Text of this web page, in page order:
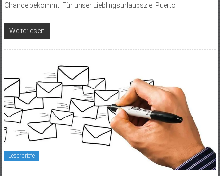
Chance bekommt. Für unser Lieblingsurlaubsziel Puerto
Weiterlesen
Leserbriefe